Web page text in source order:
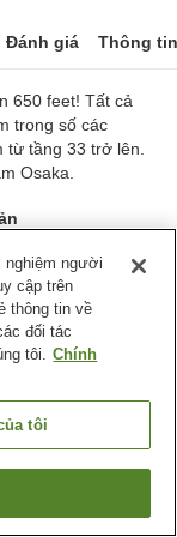
Đánh giá Thông
650 feet! Tất cả
trong số các
tầng 33 trở lên.
Osaka.
Osaka
nghiệm người
cập trên
thông tin về
đối tác
tôi. Chính
tôi